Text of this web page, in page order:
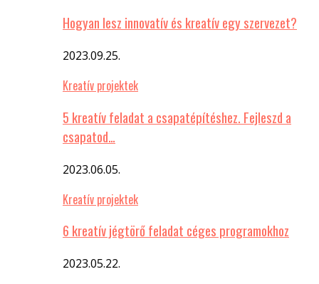
Hogyan lesz innovatív és kreatív egy szervezet?
2023.09.25.
Kreatív projektek
5 kreatív feladat a csapatépítéshez. Fejleszd a
csapatod…
2023.06.05.
Kreatív projektek
6 kreatív jégtörő feladat céges programokhoz
2023.05.22.